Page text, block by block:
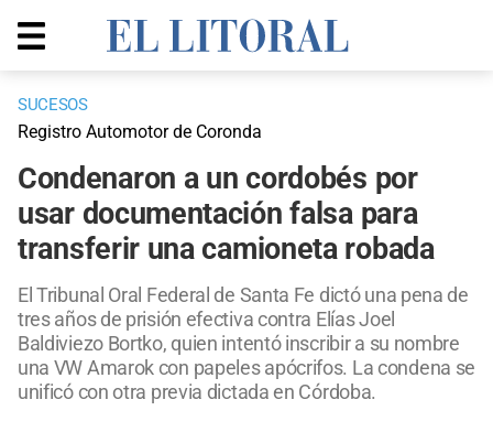
SUCESOS
Registro Automotor de Coronda
Condenaron a un cordobés por
usar documentación falsa para
transferir una camioneta robada
El Tribunal Oral Federal de Santa Fe dictó una pena de
tres años de prisión efectiva contra Elías Joel
Baldiviezo Bortko, quien intentó inscribir a su nombre
una VW Amarok con papeles apócrifos. La condena se
unificó con otra previa dictada en Córdoba.